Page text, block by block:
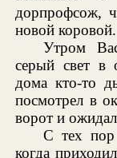
дорпрофсож,
новой коровой.
Утром
серый свет в
дома кто-то
посмотрел в
ворот и
С тех пор
когда